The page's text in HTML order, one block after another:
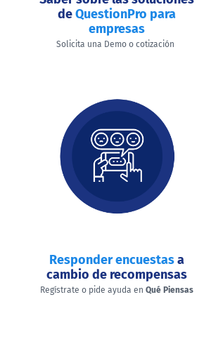
deQuestionPro para
empresas
Solicita una Demo o cotización
Responder encuestasa
cambio de recompensas
Regístrate o pide ayuda en Qué Piensas